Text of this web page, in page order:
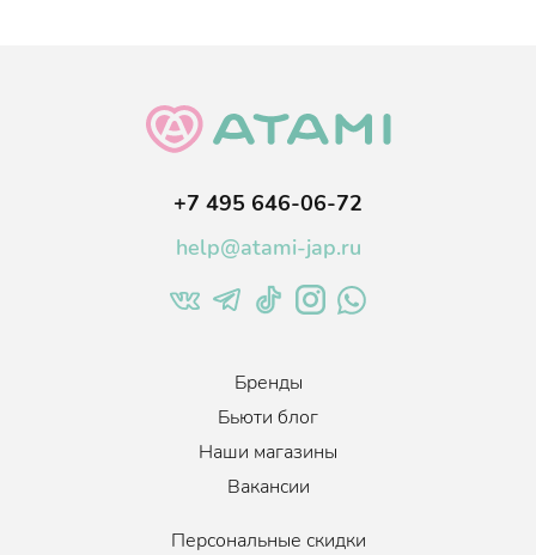
+7 495 646-06-72
help@atami-jap.ru
Бренды
Бьюти блог
Наши магазины
Вакансии
Персональные скидки